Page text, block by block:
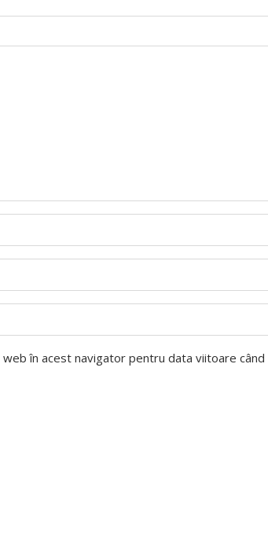
web în acest navigator pentru data viitoare